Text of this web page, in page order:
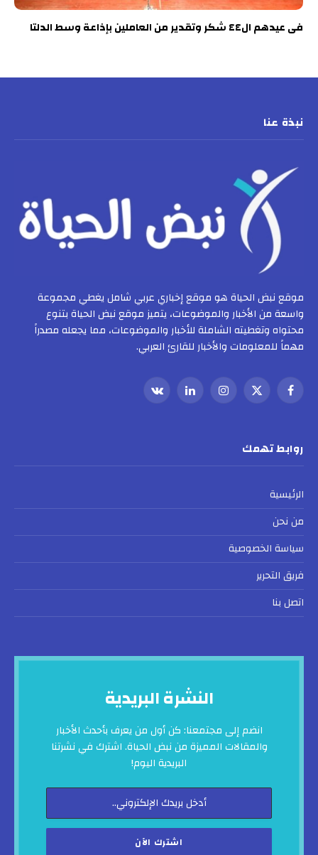
فى عيدهم ال٤٤ شكر وتقدير من العاملين بإذاعة وسط الدلتا
نبذة عنا
موقع نبض الحياة هو موقع إخباري عربي شامل يغطي مجموعة
واسعة من الأخبار والموضوعات، يتميز موقع نبض الحياة بتنوع
محتواه وتغطيته الشاملة للأخبار والموضوعات، مما يجعله مصدراً
مهماً للمعلومات والأخبار للقارئ العربي.
فيسبوك
X
الانستغراملينكدإنVKontakte
روابط تهمك
الرئيسية
من نحن
سياسة الخصوصية
فريق التحرير
اتصل بنا
النشرة البريدية
انضم إلى مجتمعنا: كن أول من يعرف بأحدث الأخبار
والمقالات المميزة من نبض الحياة. اشترك في نشرتنا
البريدية اليوم!